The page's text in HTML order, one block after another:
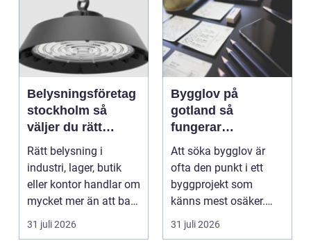
Belysningsföretag
stockholm så
väljer du rätt
partner för
professionell
ljussättning
Rätt belysning i
industri, lager, butik
eller kontor handlar om
mycket mer än att bara
få det ljust....
31 juli 2026
Bygglov på
gotland så
fungerar
processen från idé
till godkänt beslut
Att söka bygglov är
ofta den punkt i ett
byggprojekt som
känns mest osäker.
Frågorna hopar sig:
vilk...
31 juli 2026